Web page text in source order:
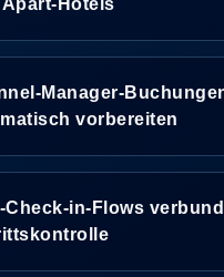
Hotels
Manager-
vorbereiten
Check-in-Flows